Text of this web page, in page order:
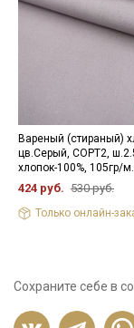
Вареный (стираный)
цв.Серый, СОРТ2,
хлопок-100%, 105гр/
424 руб. 530 руб.
Только онлайн-
Сохраните себе в